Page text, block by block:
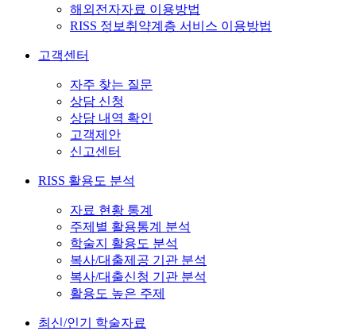
해외전자자료 이용방법
RISS 정보취약계층 서비스 이용방법
고객센터
자주 찾는 질문
상담 신청
상담 내역 확인
고객제안
신고센터
RISS 활용도 분석
자료 현황 통계
주제별 활용통계 분석
학술지 활용도 분석
복사/대출제공 기관 분석
복사/대출신청 기관 분석
활용도 높은 주제
최신/인기 학술자료